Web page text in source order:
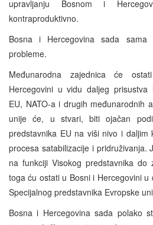
upravljanju Bosnom i
kontraproduktivno.
Bosna i Hercegovina sada sama
probleme.
Međunarodna zajednica će
Hercegovini u vidu daljeg prisustva
EU, NATO-a i drugih međunarodnih
unije će, u stvari, biti ojačan
predstavnika EU na viši nivo i daljim
procesa satabilizacije i pridruživanja.
na funkciji Visokog predstavnika do
toga ću ostati u Bosni i Hercegovini
Specijalnog predstavnika Evropske
Bosna i Hercegovina sada polako